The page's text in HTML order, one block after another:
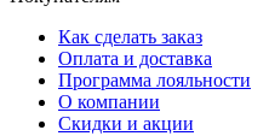
Как сделать заказ
Оплата и доставка
Программа лояльности
О компании
Скидки и акции